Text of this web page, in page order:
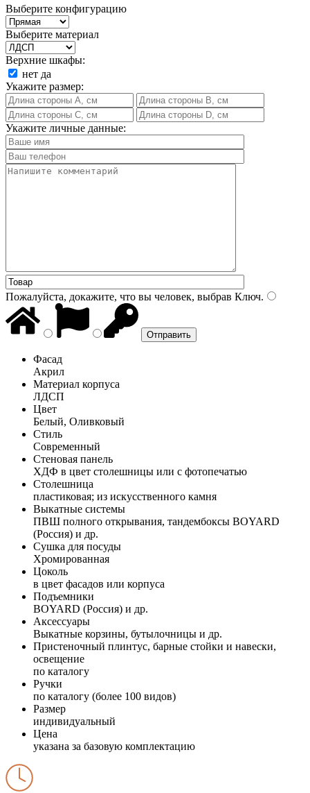
Выберите конфигурацию
Выберите материал
Верхние шкафы:
нет да
Укажите размер:
Укажите личные данные:
Пожалуйста, докажите, что вы человек, выбрав Ключ.
Фасад
Акрил
Материал корпуса
ЛДСП
Цвет
Белый, Оливковый
Стиль
Современный
Стеновая панель
ХДФ в цвет столешницы или с фотопечатью
Столешница
пластиковая; из искусственного камня
Выкатные системы
ПВШ полного открывания, тандембоксы BOYARD
(Россия) и др.
Сушка для посуды
Хромированная
Цоколь
в цвет фасадов или корпуса
Подъемники
BOYARD (Россия) и др.
Аксессуары
Выкатные корзины, бутылочницы и др.
Пристеночный плинтус, барные стойки и навески,
освещение
по каталогу
Ручки
по каталогу (более 100 видов)
Размер
индивидуальный
Цена
указана за базовую комплектацию